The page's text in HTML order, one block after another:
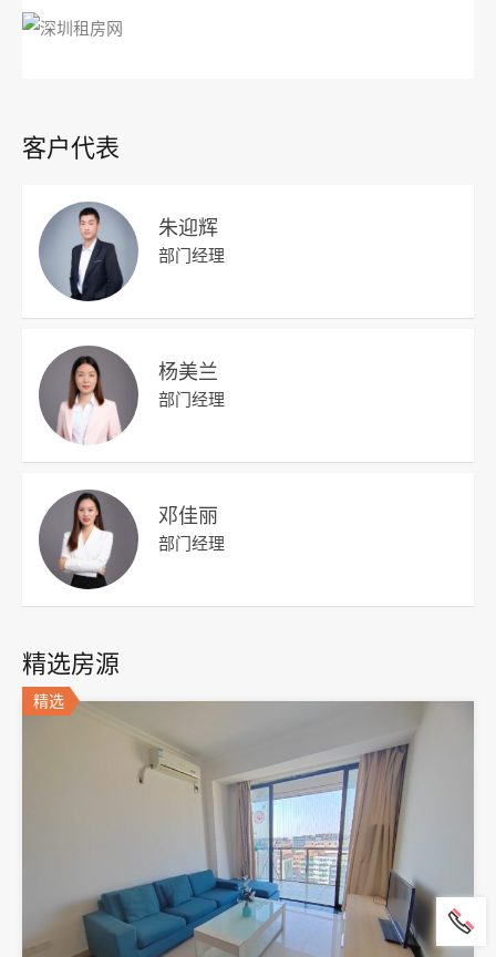
客户代表
朱迎辉
部门经理
杨美兰
部门经理
邓佳丽
部门经理
精选房源
精选